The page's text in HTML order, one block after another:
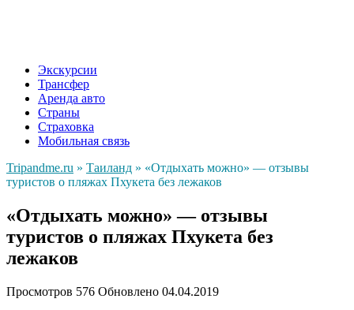
Экскурсии
Трансфер
Аренда авто
Страны
Страховка
Мобильная связь
Tripandme.ru » Таиланд » «Отдыхать можно» — отзывы
туристов о пляжах Пхукета без лежаков
«Отдыхать можно» — отзывы
туристов о пляжах Пхукета без
лежаков
Просмотров 576 Обновлено 04.04.2019